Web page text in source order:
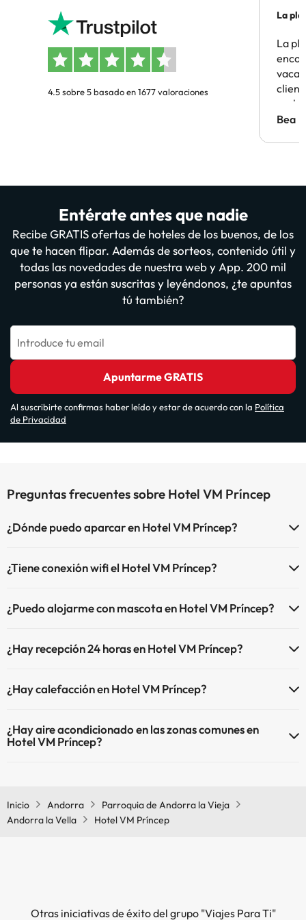
4.5 sobre 5 basado en 1677 valoraciones
La
La
Bea
Entérate antes que nadie
Recibe GRATIS ofertas de hoteles de los buenos, de los
que te hacen flipar. Además de sorteos, contenido útil y
todas las novedades de nuestra web y App. 200 mil
personas ya están suscritas y leyéndonos, ¿te apuntas
tú también?
Introduce tu email
Apuntarme GRATIS
Al suscribirte confirmas haber leído y estar de acuerdo con la Política
de Privacidad
Preguntas frecuentes sobre Hotel VM Príncep
¿Dónde puedo aparcar en Hotel VM Príncep?
aparcamiento (bajo disponibilidad):
alojamiento. Pueden ser de pago.
¿Tiene conexión wifi el Hotel VM Príncep?
¿Puedo alojarme con mascota en Hotel VM Príncep?
¿Hay recepción 24 horas en Hotel VM Príncep?
¿Hay calefacción en Hotel VM Príncep?
¿Hay aire acondicionado en las zonas comunes en
Hotel VM Príncep?
Inicio Andorra
Parroquia de Andorra la Vieja
Andorra la Vella
Hotel VM Príncep
Otras iniciativas de éxito del grupo "Viajes Para Ti"